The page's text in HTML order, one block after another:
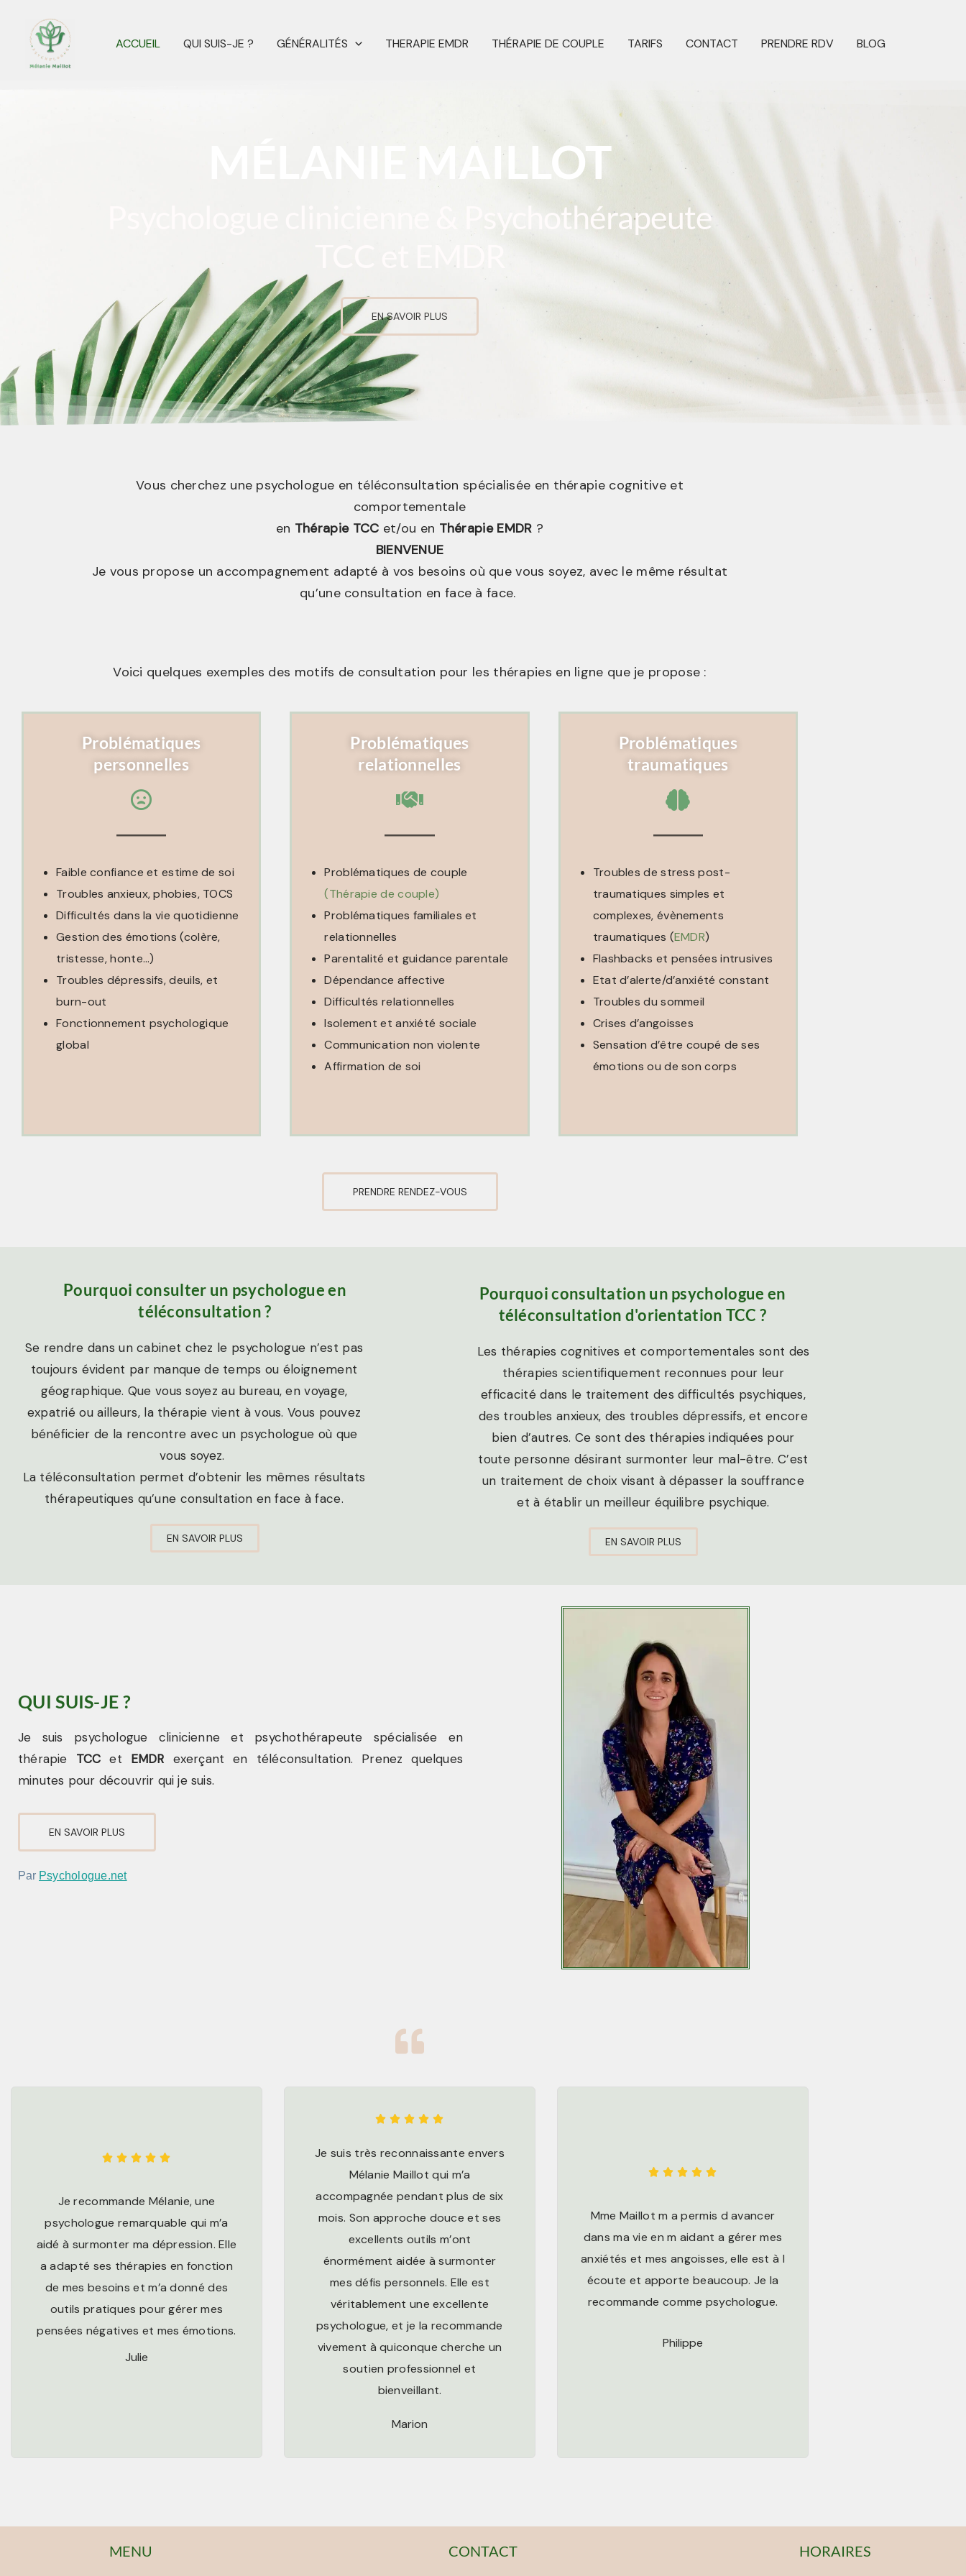
ACCUEIL QUI SUIS-JE ? GÉNÉRALITÉS THERAPIE EMDR THÉRAPIE DE COUPLE TARIFS CONTACT PRENDRE RDV BLOG
MÉLANIE MAILLOT
Psychologue clinicienne & Psychothérapeute
TCC et EMDR
EN SAVOIR PLUS
Vous cherchez une psychologue en téléconsultation spécialisée en thérapie cognitive et
comportementale
en Thérapie TCC et/ou en Thérapie EMDR ?
BIENVENUE
Je vous propose un accompagnement adapté à vos besoins où que vous soyez, avec le même résultat
qu’une consultation en face à face.
Voici quelques exemples des motifs de consultation pour les thérapies en ligne que je propose :
Problématiques
personnelles
Faible confiance et estime de soi
Troubles anxieux, phobies, TOCS
Difficultés dans la vie quotidienne
Gestion des émotions (colère,
tristesse, honte…)
Troubles dépressifs, deuils, et
burn-out
Fonctionnement psychologique
global
Problématiques
relationnelles
Problématiques de couple
(Thérapie de couple)
Problématiques familiales et
relationnelles
Parentalité et guidance parentale
Dépendance affective
Difficultés relationnelles
Isolement et anxiété sociale
Communication non violente
Affirmation de soi
Problématiques
traumatiques
Troubles de stress post-
traumatiques simples et
complexes, évènements
traumatiques (EMDR)
Flashbacks et pensées intrusives
Etat d’alerte/d’anxiété constant
Troubles du sommeil
Crises d’angoisses
Sensation d’être coupé de ses
émotions ou de son corps
PRENDRE RENDEZ-VOUS
Pourquoi consulter un psychologue en
téléconsultation ?
Se rendre dans un cabinet chez le psychologue n’est pas
toujours évident par manque de temps ou éloignement
géographique. Que vous soyez au bureau, en voyage,
expatrié ou ailleurs, la thérapie vient à vous. Vous pouvez
bénéficier de la rencontre avec un psychologue où que
vous soyez.
La téléconsultation permet d’obtenir les mêmes résultats
thérapeutiques qu’une consultation en face à face.
EN SAVOIR PLUS
Pourquoi consultation un psychologue en
téléconsultation d'orientation TCC ?
Les thérapies cognitives et comportementales sont des
thérapies scientifiquement reconnues pour leur
efficacité dans le traitement des difficultés psychiques,
des troubles anxieux, des troubles dépressifs, et encore
bien d’autres. Ce sont des thérapies indiquées pour
toute personne désirant surmonter leur mal-être. C’est
un traitement de choix visant à dépasser la souffrance
et à établir un meilleur équilibre psychique.
EN SAVOIR PLUS
QUI SUIS-JE ?
Je suis psychologue clinicienne et psychothérapeute spécialisée en
thérapie TCC et EMDR exerçant en téléconsultation. Prenez quelques
minutes pour découvrir qui je suis.
EN SAVOIR PLUS
Par Psychologue.net
    
Je recommande Mélanie, une
psychologue remarquable qui m’a
aidé à surmonter ma dépression. Elle
a adapté ses thérapies en fonction
de mes besoins et m’a donné des
outils pratiques pour gérer mes
pensées négatives et mes émotions.
Julie
    
Je suis très reconnaissante envers
Mélanie Maillot qui m’a
accompagnée pendant plus de six
mois. Son approche douce et ses
excellents outils m’ont
énormément aidée à surmonter
mes défis personnels. Elle est
véritablement une excellente
psychologue, et je la recommande
vivement à quiconque cherche un
soutien professionnel et
bienveillant.
Marion
    
Mme Maillot m a permis d avancer
dans ma vie en m aidant a gérer mes
anxiétés et mes angoisses, elle est à l
écoute et apporte beaucoup. Je la
recommande comme psychologue.
Philippe
MENU CONTACT HORAIRES